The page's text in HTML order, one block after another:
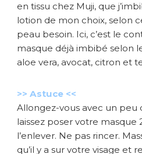
en tissu chez Muji, que
lotion de mon choix, selon
peau besoin. Ici, c’est le
masque déjà imbibé selon
aloe vera, avocat, citron et
>> Astuce <<
Allongez-vous avec un
laissez poser votre masque
l’enlever. Ne pas rincer.
qu’il y a sur votre visage et